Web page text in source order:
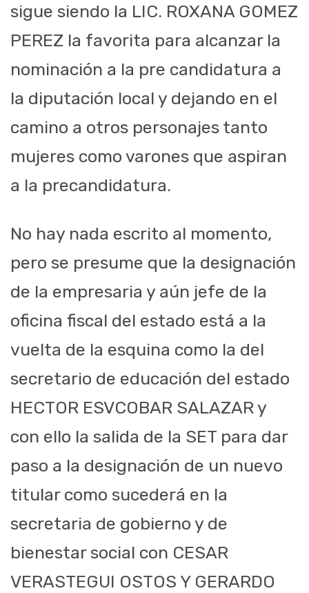
sigue siendo la LIC. ROXANA GOMEZ
PEREZ la favorita para alcanzar la
nominación a la pre candidatura a
la diputación local y dejando en el
camino a otros personajes tanto
mujeres como varones que aspiran
a la precandidatura.
No hay nada escrito al momento,
pero se presume que la designación
de la empresaria y aún jefe de la
oficina fiscal del estado está a la
vuelta de la esquina como la del
secretario de educación del estado
HECTOR ESVCOBAR SALAZAR y
con ello la salida de la SET para dar
paso a la designación de un nuevo
titular como sucederá en la
secretaria de gobierno y de
bienestar social con CESAR
VERASTEGUI OSTOS Y GERARDO